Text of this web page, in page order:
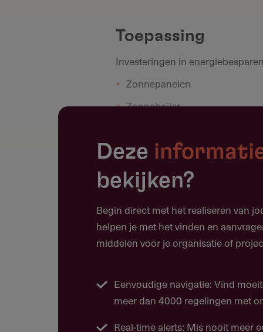
Toepassing
Investeringen in
Zonnepanelen
Zonneboiler
Spouwmuurisolatie
Ramen, deuren en kozijnen
Warmtepomp
Warmte-terugwinsysteem
Gelijkstroompompen en -
Windturbine
Biomassaketel
Deze
bekijken?
Begin direct met het realiseren van
helpen je met het vinden en
middelen voor je organisatie of
Eenvoudige navigatie: Vind
meer dan 4000 regelingen met
Real-time alerts: Mis nooit meer